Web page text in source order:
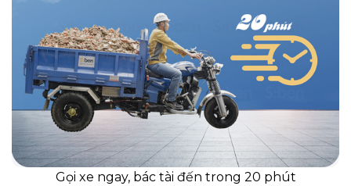
Gọi xe ngay, bác tài đến trong 20 phút